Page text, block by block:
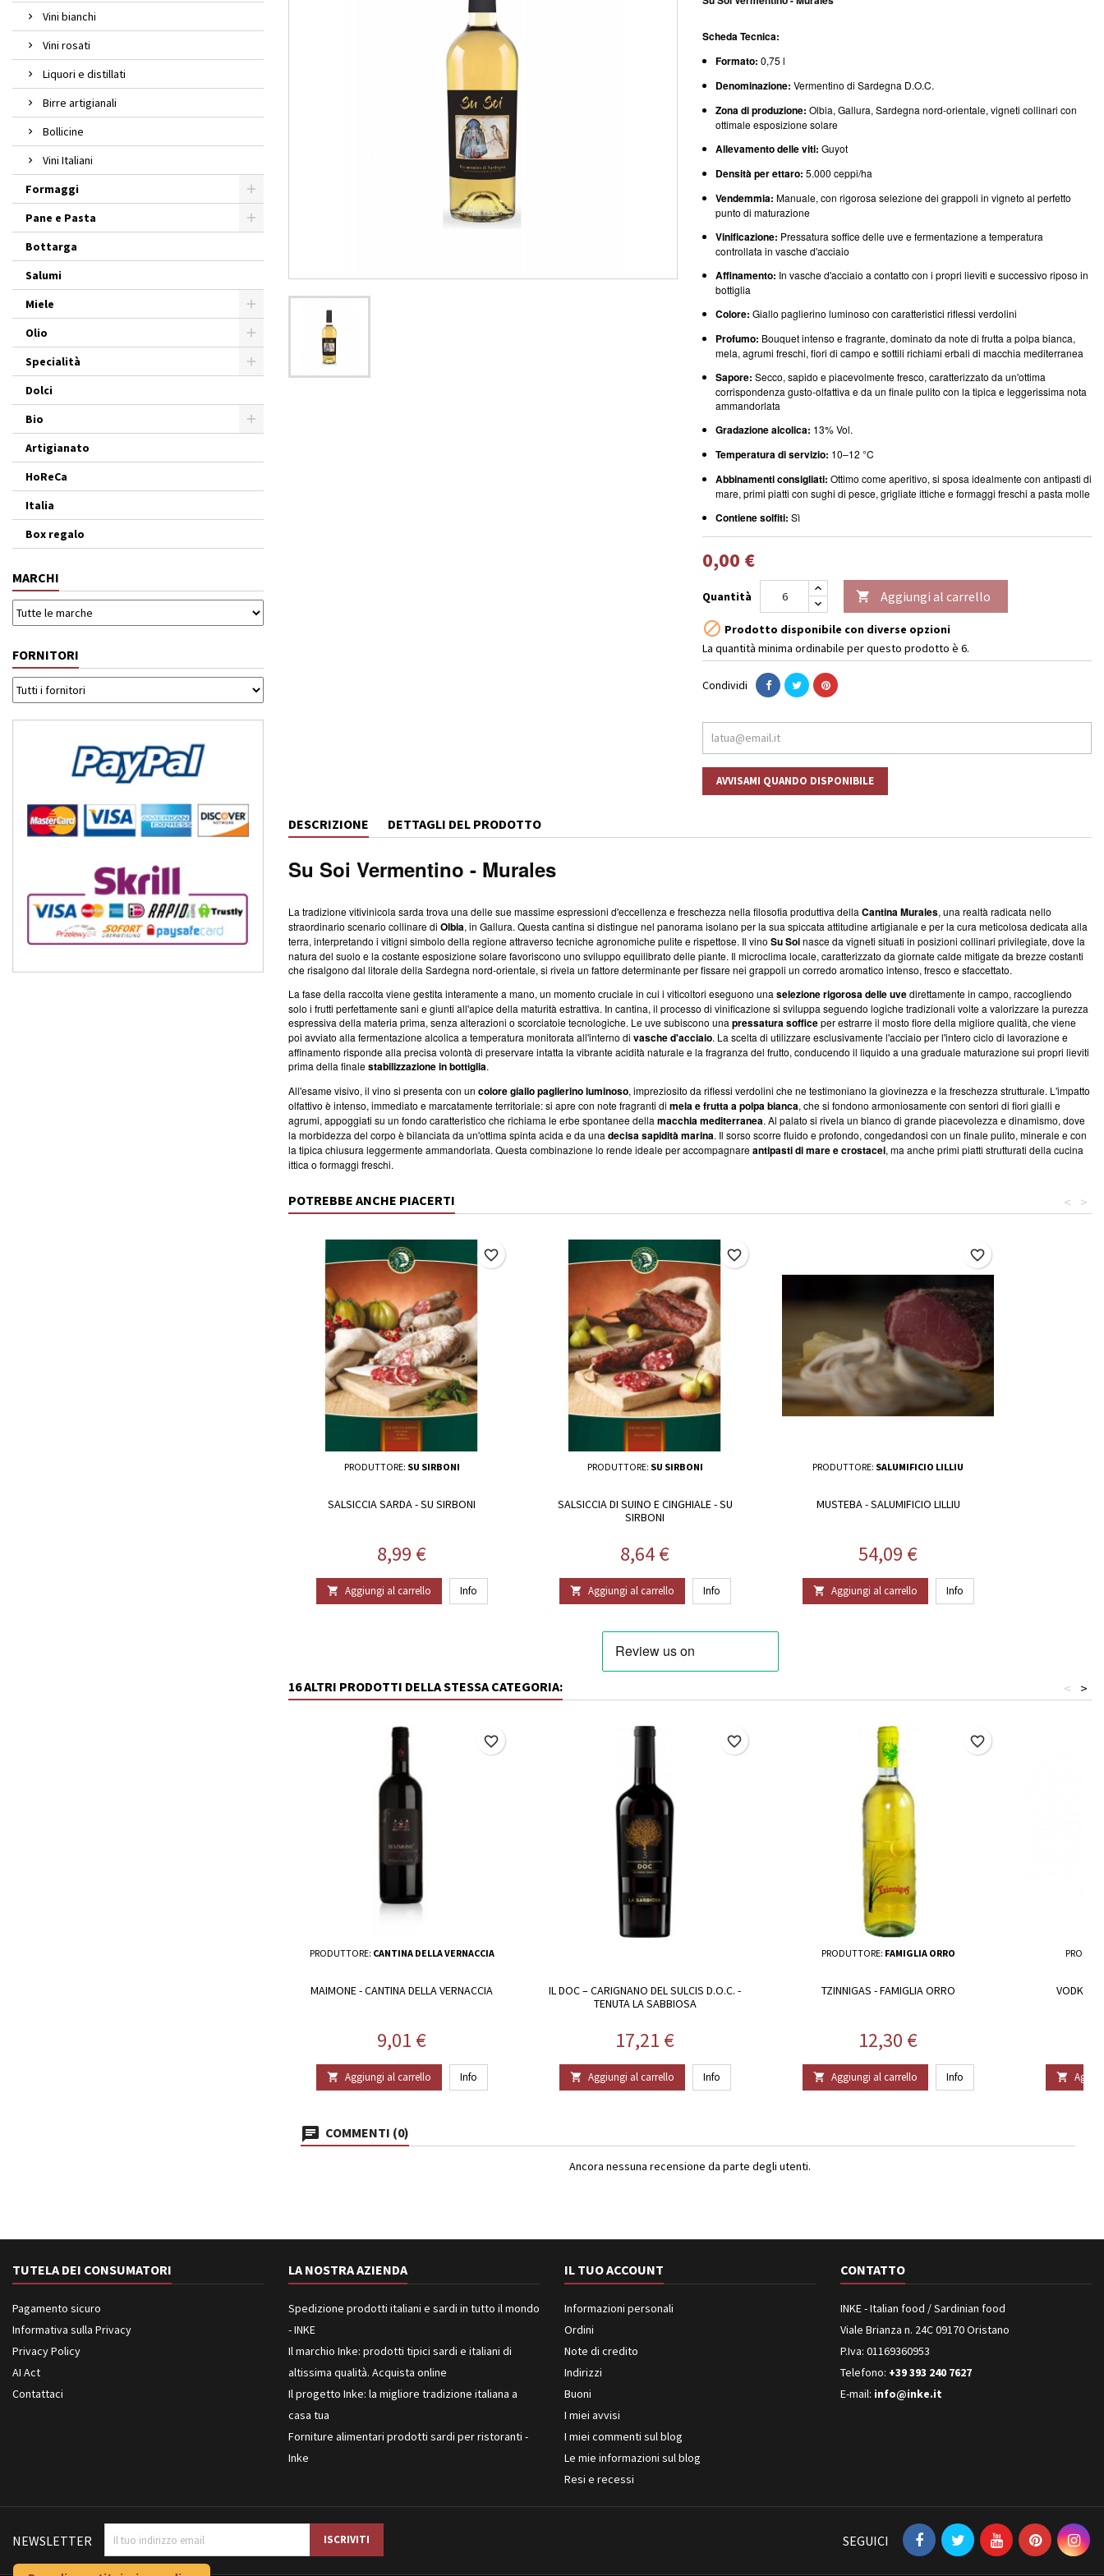
Vini bianchi
Vini rosati
Liquori e distillati
Birre artigianali
Bollicine
Vini Italiani
Formaggi
Pane e Pasta
Bottarga
Salumi
Miele
Olio
Specialità
Dolci
Bio
Artigianato
HoReCa
Italia
Box regalo
MARCHI
FORNITORI
Scheda Tecnica:
Formato: 0,75 l
Denominazione: Vermentino di Sardegna D.O.C.
Zona di produzione: Olbia, Gallura, Sardegna nord-orientale, vigneti collinari con
ottimale esposizione solare
Allevamento delle viti: Guyot
Densità per ettaro: 5.000 ceppi/ha
Vendemmia: Manuale, con rigorosa selezione dei grappoli in vigneto al perfetto
punto di maturazione
Vinificazione: Pressatura soffice delle uve e fermentazione a temperatura
controllata in vasche d'acciaio
Affinamento: In vasche d'acciaio a contatto con i propri lieviti e successivo riposo in
bottiglia
Colore: Giallo paglierino luminoso con caratteristici riflessi verdolini
Profumo: Bouquet intenso e fragrante, dominato da note di frutta a polpa bianca,
mela, agrumi freschi, fiori di campo e sottili richiami erbali di macchia mediterranea
Sapore: Secco, sapido e piacevolmente fresco, caratterizzato da un'ottima
corrispondenza gusto-olfattiva e da un finale pulito con la tipica e leggerissima nota
ammandorlata
Gradazione alcolica: 13% Vol.
Temperatura di servizio: 10–12 °C
Abbinamenti consigliati: Ottimo come aperitivo, si sposa idealmente con antipasti di
mare, primi piatti con sughi di pesce, grigliate ittiche e formaggi freschi a pasta molle
Contiene solfiti: Sì
0,00 €
Quantità  Aggiungi al carrello
 Prodotto disponibile con diverse opzioni
La quantità minima ordinabile per questo prodotto è 6.
Condividi
AVVISAMI QUANDO DISPONIBILE
DESCRIZIONE DETTAGLI DEL PRODOTTO
Su Soi Vermentino - Murales
La tradizione vitivinicola sarda trova una delle sue massime espressioni d'eccellenza e freschezza nella filosofia produttiva della Cantina Murales, una realtà radicata nello
straordinario scenario collinare di Olbia, in Gallura. Questa cantina si distingue nel panorama isolano per la sua spiccata attitudine artigianale e per la cura meticolosa dedicata alla
terra, interpretando i vitigni simbolo della regione attraverso tecniche agronomiche pulite e rispettose. Il vino Su Soinasce da vigneti situati in posizioni collinari privilegiate, dove la
natura del suolo e la costante esposizione solare favoriscono uno sviluppo equilibrato delle piante. Il microclima locale, caratterizzato da giornate calde mitigate da brezze costanti
che risalgono dal litorale della Sardegna nord-orientale, si rivela un fattore determinante per fissare nei grappoli un corredo aromatico intenso, fresco e sfaccettato.
La fase della raccolta viene gestita interamente a mano, un momento cruciale in cui i viticoltori eseguono una selezione rigorosa delle uvedirettamente in campo, raccogliendo
solo i frutti perfettamente sani e giunti all'apice della maturità estrattiva. In cantina, il processo di vinificazione si sviluppa seguendo logiche tradizionali volte a valorizzare la purezza
espressiva della materia prima, senza alterazioni o scorciatoie tecnologiche. Le uve subiscono una pressatura sofficeper estrarre il mosto fiore della migliore qualità, che viene
poi avviato alla fermentazione alcolica a temperatura monitorata all'interno di vasche d'acciaio. La scelta di utilizzare esclusivamente l'acciaio per l'intero ciclo di lavorazione e
affinamento risponde alla precisa volontà di preservare intatta la vibrante acidità naturale e la fragranza del frutto, conducendo il liquido a una graduale maturazione sui propri lieviti
prima della finalestabilizzazione in bottiglia.
All'esame visivo, il vino si presenta con un colore giallo paglierino luminoso, impreziosito da riflessi verdolini che ne testimoniano la giovinezza e la freschezza strutturale. L'impatto
olfattivo è intenso, immediato e marcatamente territoriale: si apre con note fragranti di mela e frutta a polpa bianca, che si fondono armoniosamente con sentori di fiori gialli e
agrumi, appoggiati su un fondo caratteristico che richiama le erbe spontanee della macchia mediterranea. Al palato si rivela un bianco di grande piacevolezza e dinamismo, dove
la morbidezza del corpo è bilanciata da un'ottima spinta acida e da una decisa sapidità marina. Il sorso scorre fluido e profondo, congedandosi con un finale pulito, minerale e con
la tipica chiusura leggermente ammandorlata. Questa combinazione lo rende ideale per accompagnareantipasti di mare e crostacei, ma anche primi piatti strutturati della cucina
ittica o formaggi freschi.
POTREBBE ANCHE PIACERTI >
<
PRODUTTORE: SU SIRBONI
SALSICCIA SARDA - SU SIRBONI
Prezzo
8,99 €
 Aggiungi al carrello Info
favorite_border
PRODUTTORE: SU SIRBONI
SALSICCIA DI SUINO E CINGHIALE - SU
SIRBONI
Prezzo
8,64 €
 Aggiungi al carrello Info
favorite_border
PRODUTTORE: SALUMIFICIO LILLIU
MUSTEBA - SALUMIFICIO LILLIU
Prezzo
54,09 €
 Aggiungi al carrello Info
favorite_border
16 ALTRI PRODOTTI DELLA STESSA CATEGORIA: >
<
PRODUTTORE: CANTINA DELLA VERNACCIA
MAIMONE - CANTINA DELLA VERNACCIA
Prezzo
9,01 €
 Aggiungi al carrello Info
favorite_border
IL DOC – CARIGNANO DEL SULCIS D.O.C. -
TENUTA LA SABBIOSA
Prezzo
17,21 €
 Aggiungi al carrello Info
favorite_border
PRODUTTORE: FAMIGLIA ORRO
TZINNIGAS - FAMIGLIA ORRO
Prezzo
12,30 €
 Aggiungi al carrello Info
favorite_border
VODKA

COMMENTI (0)
Ancora nessuna recensione da parte degli utenti.
TUTELA DEI CONSUMATORI
Pagamento sicuro
Informativa sulla Privacy
Privacy Policy
AI Act
Contattaci
LA NOSTRA AZIENDA
Spedizione prodotti italiani e sardi in tutto il mondo
- INKE
Il marchio Inke: prodotti tipici sardi e italiani di
altissima qualità. Acquista online
Il progetto Inke: la migliore tradizione italiana a
casa tua
Forniture alimentari prodotti sardi per ristoranti -
Inke
IL TUO ACCOUNT
Informazioni personali
Ordini
Note di credito
Indirizzi
Buoni
I miei avvisi
I miei commenti sul blog
Le mie informazioni sul blog
Resi e recessi
CONTATTO
INKE - Italian food / Sardinian food
Viale Brianza n. 24C 09170 Oristano
P.Iva: 01169360953
Telefono: +39 393 240 7627
E-mail: info@inke.it
NEWSLETTER SEGUICI